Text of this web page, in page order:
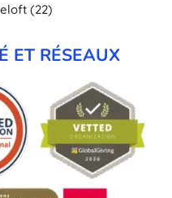
(22)
ET RÉSEAUX